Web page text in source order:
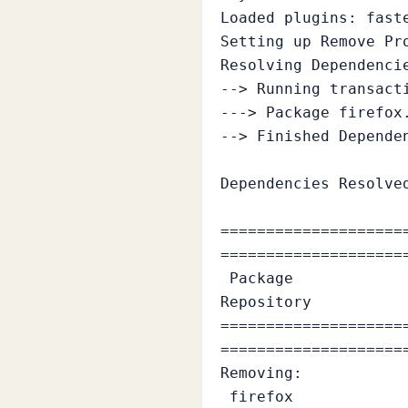
Loaded plugins:
Setting up Remove
Resolving
--> Running
---> Package
--> Finished
Dependencies
Repository
Removing: